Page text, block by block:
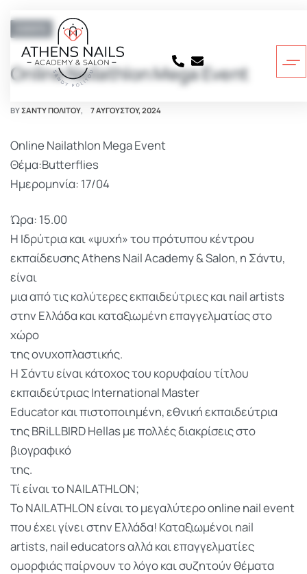
Online Nailathlon Mega Event
BYΣΑΝΤΥ ΠΟΛΊΤΟΥ 7 ΑΥΓΟΎΣΤΟΥ, 2024
Online Nailathlon Mega Event
Θέμα:Butterflies
Ημερομηνία: 17/04
Ώρα: 15.00
Η Ιδρύτρια και «ψυχή» του πρότυπου κέντρου
εκπαίδευσης Athens Nail Academy & Salon, η Σάντυ,
είναι
μια από τις καλύτερες εκπαιδεύτριες και nail artists
στην Ελλάδα και καταξιωμένη επαγγελματίας στο
χώρο
της ονυχοπλαστικής.
Η Σάντυ είναι κάτοχος του κορυφαίου τίτλου
εκπαιδεύτριας International Master
Educator και πιστοποιημένη, εθνική εκπαιδεύτρια
της BRiLLBIRD Hellas με πολλές διακρίσεις στο
βιογραφικό
της.
Τί είναι το NAILATHLON;
Το NAILATHLON είναι το μεγαλύτερο online nail event
που έχει γίνει στην Ελλάδα! Καταξιωμένοι nail
artists, nail educators αλλά και επαγγελματίες
ομορφιάς παίρνουν το λόγο και συζητούν θέματα